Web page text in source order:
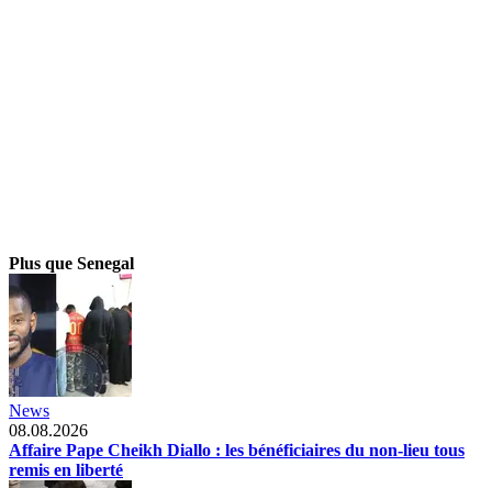
Plus que Senegal
News
08.08.2026
Affaire Pape Cheikh Diallo : les bénéficiaires du non-lieu tous
remis en liberté